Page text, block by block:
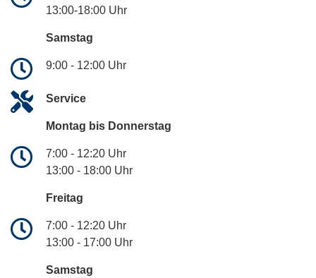
13:00-18:00 Uhr
Samstag
9:00 - 12:00 Uhr
Service
Montag bis Donnerstag
7:00 - 12:20 Uhr
13:00 - 18:00 Uhr
Freitag
7:00 - 12:20 Uhr
13:00 - 17:00 Uhr
Samstag